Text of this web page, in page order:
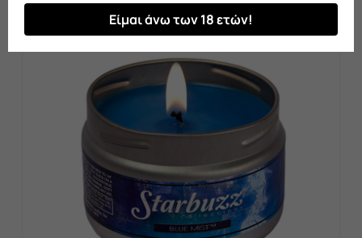
Είμαι άνω των 18 ετών!